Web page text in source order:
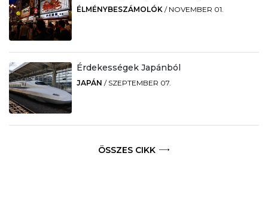
ÉLMÉNYBESZÁMOLÓK / NOVEMBER 01.
Érdekességek Japánból
JAPÁN / SZEPTEMBER 07.
ÖSSZES CIKK